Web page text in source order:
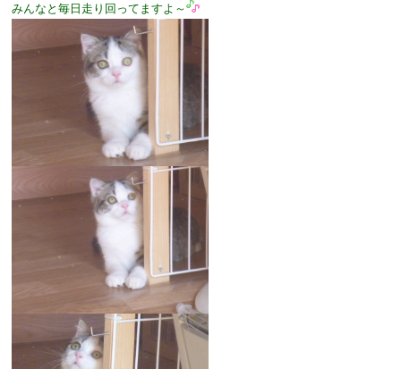
みんなと毎日走り回ってますよ～